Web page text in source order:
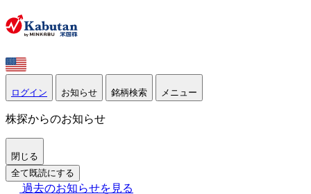
ログイン お知らせ 銘柄検索 メニュー
株探からのお知らせ
閉じる
全て既読にする
過去のお知らせを見る